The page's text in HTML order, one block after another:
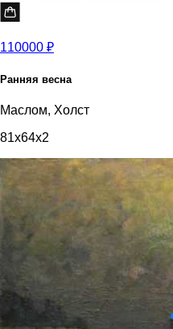
110000 ₽
Ранняя весна
Маслом, Холст
81x64x2